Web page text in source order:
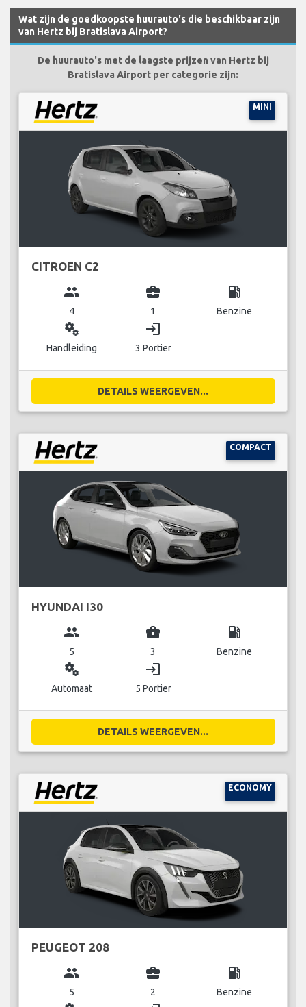
Wat zijn de goedkoopste huurauto's die beschikbaar zijn
van Hertz bij Bratislava Airport?
De huurauto's met de laagste prijzen van Hertz bij
Bratislava Airport per categorie zijn:
MINI
CITROEN C2
group
4
business_center
1
local_gas_station
Benzine
miscellaneous_services
Handleiding
login
3 Portier
DETAILS WEERGEVEN...
COMPACT
HYUNDAI I30
group
5
business_center
3
local_gas_station
Benzine
miscellaneous_services
Automaat
login
5 Portier
DETAILS WEERGEVEN...
ECONOMY
PEUGEOT 208
group
5
business_center
2
local_gas_station
Benzine